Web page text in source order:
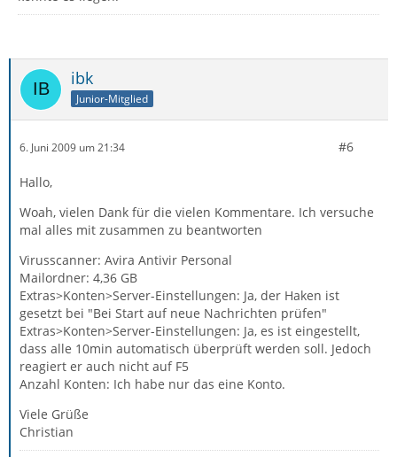
ibk
Junior-Mitglied
6. Juni 2009 um 21:34 #6
Hallo,
Woah, vielen Dank für die vielen Kommentare. Ich versuche
mal alles mit zusammen zu beantworten
Virusscanner: Avira Antivir Personal
Mailordner: 4,36 GB
Extras>Konten>Server-Einstellungen: Ja, der Haken ist
gesetzt bei "Bei Start auf neue Nachrichten prüfen"
Extras>Konten>Server-Einstellungen: Ja, es ist eingestellt,
dass alle 10min automatisch überprüft werden soll. Jedoch
reagiert er auch nicht auf F5
Anzahl Konten: Ich habe nur das eine Konto.
Viele Grüße
Christian